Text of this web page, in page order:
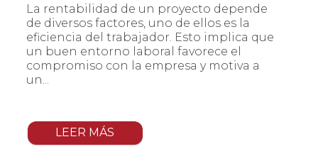
La rentabilidad de un proyecto depende
de diversos factores, uno de ellos es la
eficiencia del trabajador. Esto implica que
un buen entorno laboral favorece el
compromiso con la empresa y motiva a
un...
LEER MÁS